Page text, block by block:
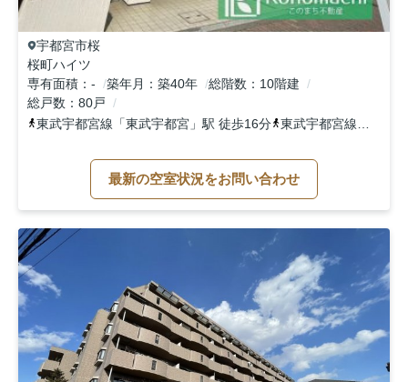
宇都宮市桜
桜町ハイツ
専有面積
- 築年月 築40年 総階数
10階建
総戸数
80戸
東武宇都宮線 「東武宇都宮 」駅 徒歩16分 東武宇都宮線
最新の空室状況をお問い合わせ